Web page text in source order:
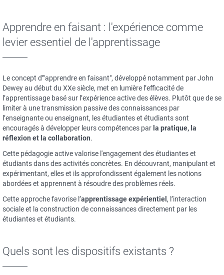
Apprendre en faisant : l'expérience comme
levier essentiel de l'apprentissage
Le concept d’"apprendre en faisant", développé notamment par John
Dewey au début du XXe siècle, met en lumière l’efficacité de
l’apprentissage basé sur l’expérience active des élèves. Plutôt que de se
limiter à une transmission passive des connaissances par
l’enseignante ou enseignant, les étudiantes et étudiants sont
encouragés à développer leurs compétences par la pratique, la
réflexion et la collaboration.
Cette pédagogie active valorise l'engagement des étudiantes et
étudiants dans des activités concrètes. En découvrant, manipulant et
expérimentant, elles et ils approfondissent également les notions
abordées et apprennent à résoudre des problèmes réels.
Cette approche favorise l’apprentissage expérientiel , l’interaction
sociale et la construction de connaissances directement par les
étudiantes et étudiants.
Quels sont les dispositifs existants ?